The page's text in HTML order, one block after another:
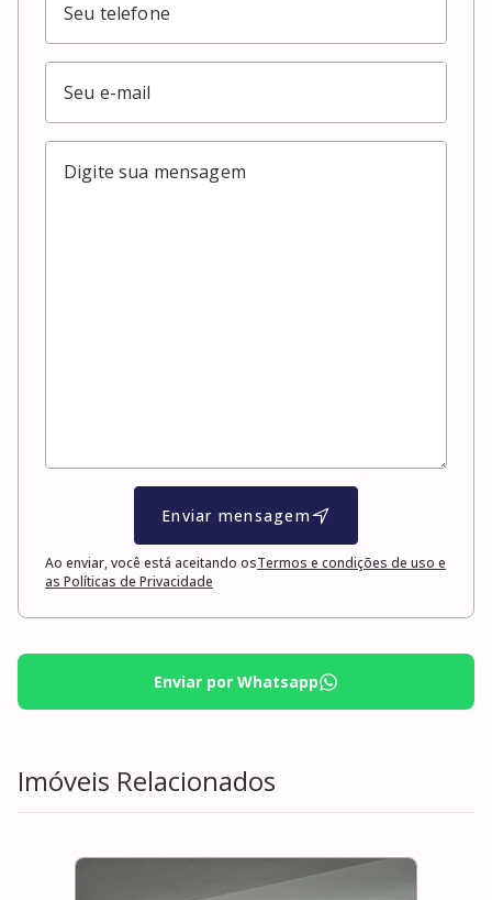
Enviar mensagem
Ao enviar, você está aceitando osTermos e condições de uso e
as Políticas de Privacidade
Enviar por Whatsapp
Imóveis Relacionados